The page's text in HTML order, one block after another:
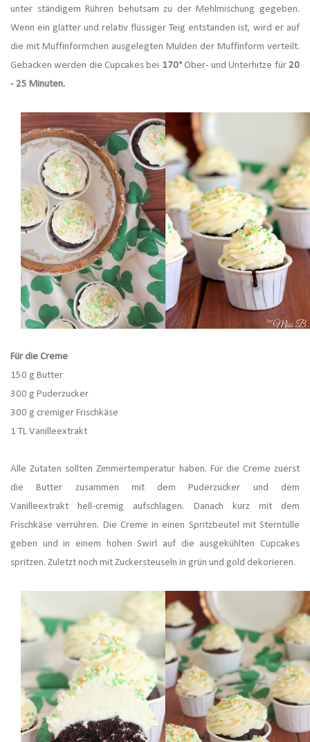
unter ständigem Rühren behutsam zu der Mehlmischung gegeben.
Wenn ein glatter und relativ flüssiger Teig entstanden ist, wird er auf
die mit Muffinformchen ausgelegten Mulden der Muffinform verteilt.
Gebacken werden die Cupcakes bei 170°Ober- und Unterhitze für 20
- 25 Minuten.
Für die Creme
150 g Butter
300 g Puderzucker
300 g cremiger Frischkäse
1 TL Vanilleextrakt
Alle Zutaten sollten Zimmertemperatur haben. Für die Creme zuerst
die Butter zusammen mit dem Puderzucker und dem
Vanilleextrakt hell-cremig aufschlagen. Danach kurz mit dem
Frischkäse verrühren. Die Creme in einen Spritzbeutel mit Sterntülle
geben und in einem hohen Swirl auf die ausgekühlten Cupcakes
spritzen. Zuletzt noch mit Zuckersteuseln in grün und gold dekorieren.